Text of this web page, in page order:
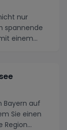
nur
spannende
einem
Bayern auf
Sie einen
Region